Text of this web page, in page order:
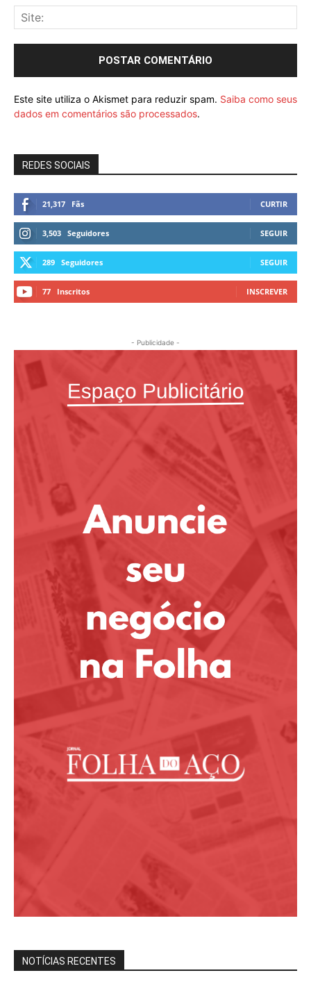
Este site utiliza o Akismet para reduzir spam. Saiba como seus
dados em comentários são processados.
REDES SOCIAIS
21,317 Fãs CURTIR
3,503 Seguidores SEGUIR
289 Seguidores SEGUIR
77 Inscritos INSCREVER
- Publicidade -
NOTÍCIAS RECENTES